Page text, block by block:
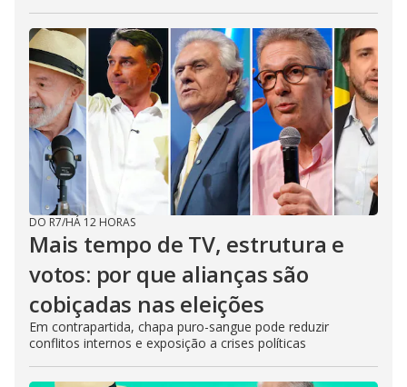
DO R7/HÁ 12 HORAS
Mais tempo de TV, estrutura e
votos: por que alianças são
cobiçadas nas eleições
Em contrapartida, chapa puro-sangue pode reduzir
conflitos internos e exposição a crises políticas